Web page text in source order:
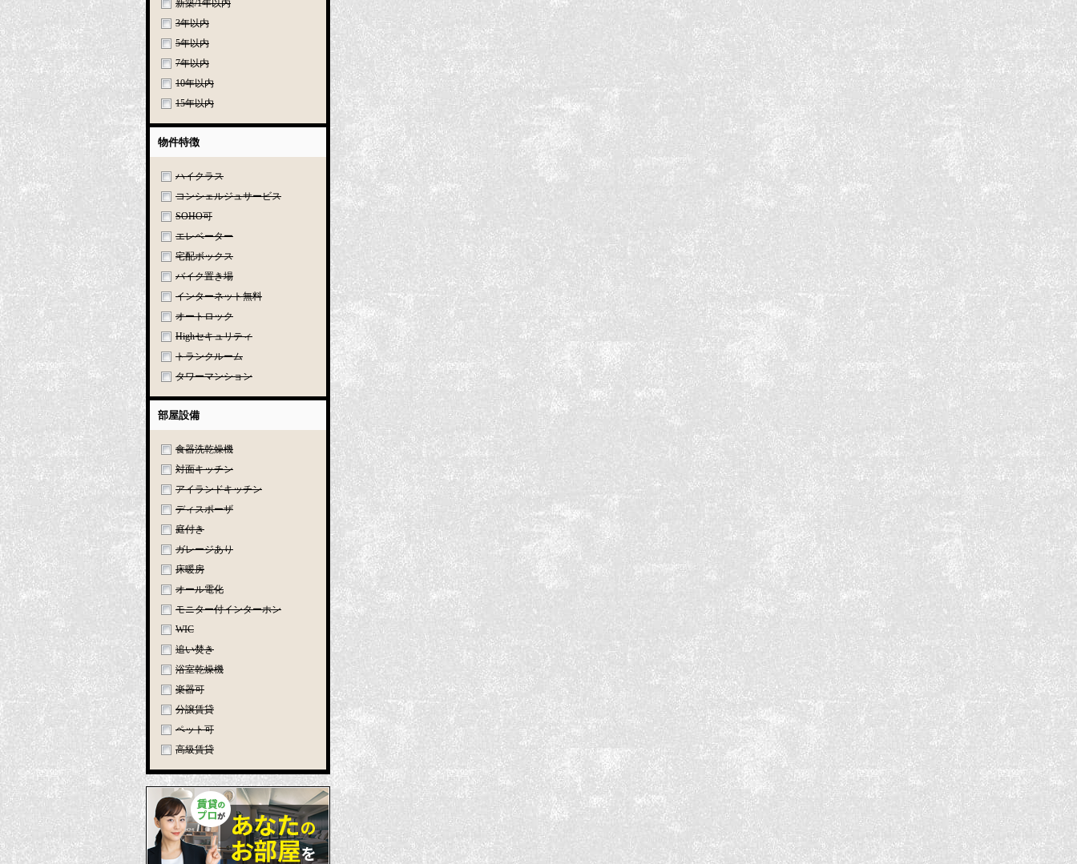
新築/1年以内
3年以内
5年以内
7年以内
10年以内
15年以内
物件特徴
ハイクラス
コンシェルジュサービス
SOHO可
エレベーター
宅配ボックス
バイク置き場
インターネット無料
オートロック
Highセキュリティ
トランクルーム
タワーマンション
部屋設備
食器洗乾燥機
対面キッチン
アイランドキッチン
ディスポーザ
庭付き
ガレージあり
床暖房
オール電化
モニター付インターホン
WIC
追い焚き
浴室乾燥機
楽器可
分譲賃貸
ペット可
高級賃貸